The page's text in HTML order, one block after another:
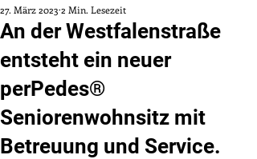
An der Westfalenstraße
entsteht ein neuer
perPedes®
Seniorenwohnsitz mit
Betreuung und Service.
27. März 2023 2 Min. Lesezeit